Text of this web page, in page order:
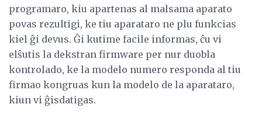
programaro, kiu apartenas al malsama aparato
povas rezultigi, ke tiu aparataro ne plu funkcias
kiel ĝi devus. Ĝi kutime facile informas, ĉu vi
elŝutis la dekstran firmware per nur duobla
kontrolado, ke la modelo numero responda al tiu
firmao kongruas kun la modelo de la aparataro,
kiun vi ĝisdatigas.